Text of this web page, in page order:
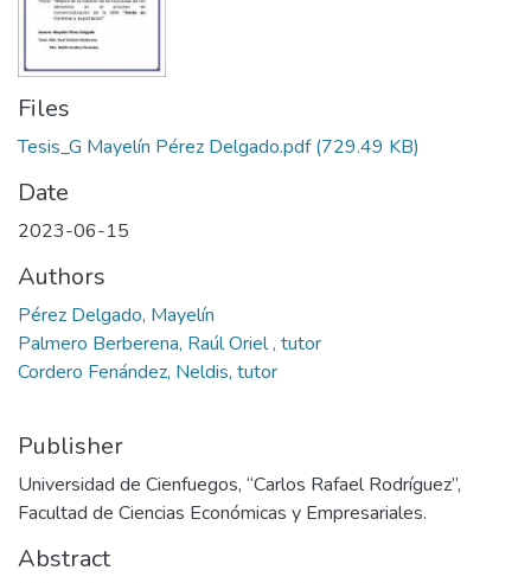
Files
Tesis_G Mayelín Pérez Delgado.pdf(729.49 KB)
Date
2023-06-15
Authors
Pérez Delgado, Mayelín
Palmero Berberena, Raúl Oriel , tutor
Cordero Fenández, Neldis, tutor
Publisher
Universidad de Cienfuegos, “Carlos Rafael Rodríguez”,
Facultad de Ciencias Económicas y Empresariales.
Abstract